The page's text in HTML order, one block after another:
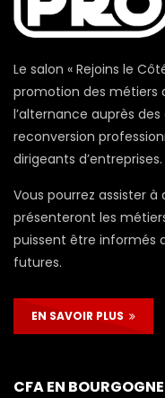
Le salon « Rejoins le
promotion des métiers
l’alternance auprès
reconversion
dirigeants d’entreprises.
Vous pourrez assister
présenteront les
puissent être informés
futures.
EN SAVOIR PLUS
CFA EN BOURGOGNE